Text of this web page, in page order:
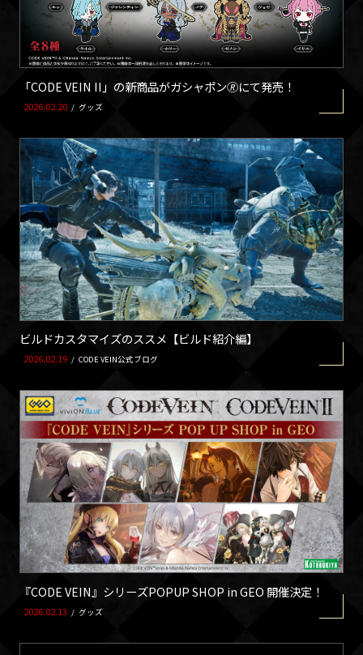
「CODE VEIN II」の新商品がガシャポン🄬にて発売！
2026.02.20 / グッズ
ビルドカスタマイズのススメ【ビルド紹介編】
2026.02.19 / CODE VEIN公式ブログ
『CODE VEIN』シリーズPOPUP SHOP in GEO 開催決定！
2026.02.13 / グッズ